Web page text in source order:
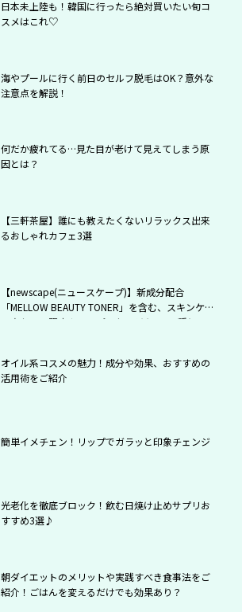
日本未上陸も！韓国に行ったら絶対買いたい旬コ
スメはこれ♡
海やプールに行く前日のセルフ脱毛はOK？意外な
注意点を解説！
何だか疲れてる…見た目が老けて見えてしまう原
因とは？
【三軒茶屋】誰にも教えたくないリラックス出来
るおしゃれカフェ3選
【newscape(ニュースケープ)】新成分配合
「MELLOW BEAUTY TONER」を含む、スキンケア
５点セット限定カラーパッケージキット2種として
オイル系コスメの魅力！成分や効果、おすすめの
活用術をご紹介
簡単イメチェン！リップでガラッと印象チェンジ
光老化を徹底ブロック！飲む日焼け止めサプリお
すすめ3選♪
朝ダイエットのメリットや実践すべき食事法をご
紹介！ごはんを変えるだけでも効果あり？